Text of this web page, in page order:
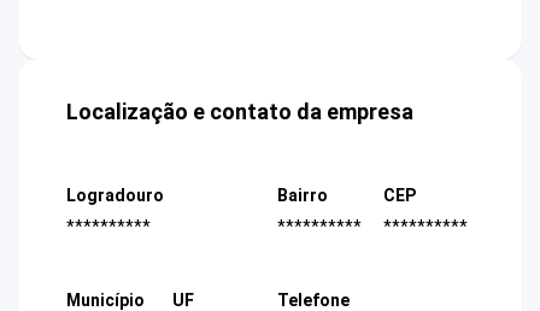
Localização e contato da empresa
Logradouro
**********
Bairro
**********
CEP
**********
Município
UF
Telefone